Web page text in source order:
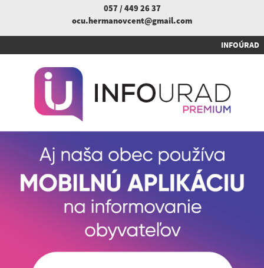
057 / 449 26 37
ocu.hermanovcent@gmail.com
INFOÚRAD